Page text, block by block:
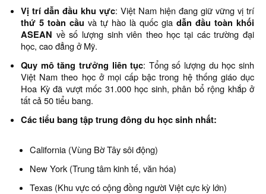
Vị trí dẫn đầu khu vực: Việt Nam hiện đang giữ vững vị trí
thứ 5 toàn cầu và tự hào là quốc gia dẫn đầu toàn khối
ASEAN về số lượng sinh viên theo học tại các trường đại
học, cao đẳng ở Mỹ.
Quy mô tăng trưởng liên tục: Tổng số lượng du học sinh
Việt Nam theo học ở mọi cấp bậc trong hệ thống giáo dục
Hoa Kỳ đã vượt mốc 31.000 học sinh, phân bổ rộng khắp ở
tất cả 50 tiểu bang.
Các tiểu bang tập trung đông du học sinh nhất:
California (Vùng Bờ Tây sôi động)
New York (Trung tâm kinh tế, văn hóa)
Texas (Khu vực có cộng đồng người Việt cực kỳ lớn)